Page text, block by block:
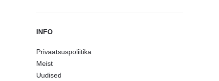
INFO
Privaatsuspoliitika
Meist
Uudised